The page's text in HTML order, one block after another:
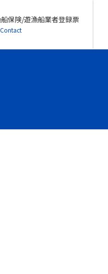
保険/遊漁船業者登録票
Contact